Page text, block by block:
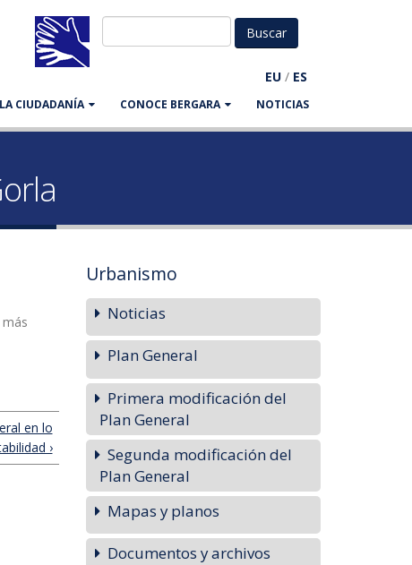
EU / ES
CIUDADANÍA CONOCE BERGARA NOTICIAS
en lo
›
Urbanismo
Noticias
Plan General
Primera modificación del
Plan General
Segunda modificación del
Plan General
Mapas y planos
Documentos y archivos